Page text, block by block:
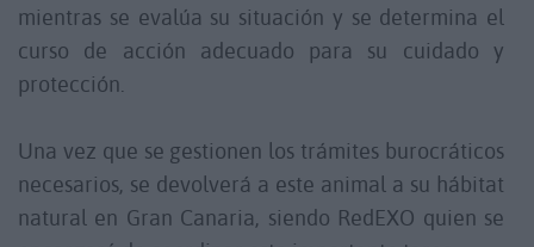
mientras se evalúa su situación y se determina el
curso de acción adecuado para su cuidado y
protección.
Una vez que se gestionen los trámites burocráticos
necesarios, se devolverá a este animal a su hábitat
natural en Gran Canaria, siendo RedEXO quien se